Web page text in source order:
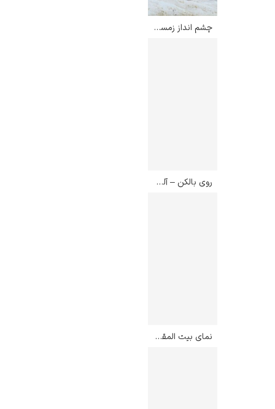
چشم انداز زمستانی با کلیسا – کاسپار داوید فریدریش
روی بالکن – آلکسی گریتسای
نمای بیت المقدس از کوه زیتون – فردریک ادوین چرچ